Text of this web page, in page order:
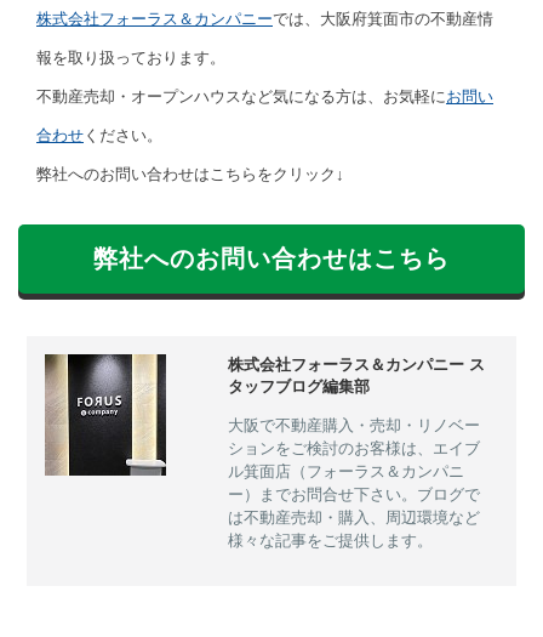
株式会社フォーラス＆カンパニーでは、大阪府箕面市の不動産情
報を取り扱っております。
不動産売却・オープンハウスなど気になる方は、お気軽に お問い
合わせ ください。
弊社へのお問い合わせはこちらをクリック↓
弊社へのお問い合わせはこちら
株式会社フォーラス＆カンパニー ス
タッフブログ編集部
大阪で不動産購入・売却・リノベー
ションをご検討のお客様は、エイブ
ル箕面店（フォーラス＆カンパニ
ー）までお問合せ下さい。ブログで
は不動産売却・購入、周辺環境など
様々な記事をご提供します。